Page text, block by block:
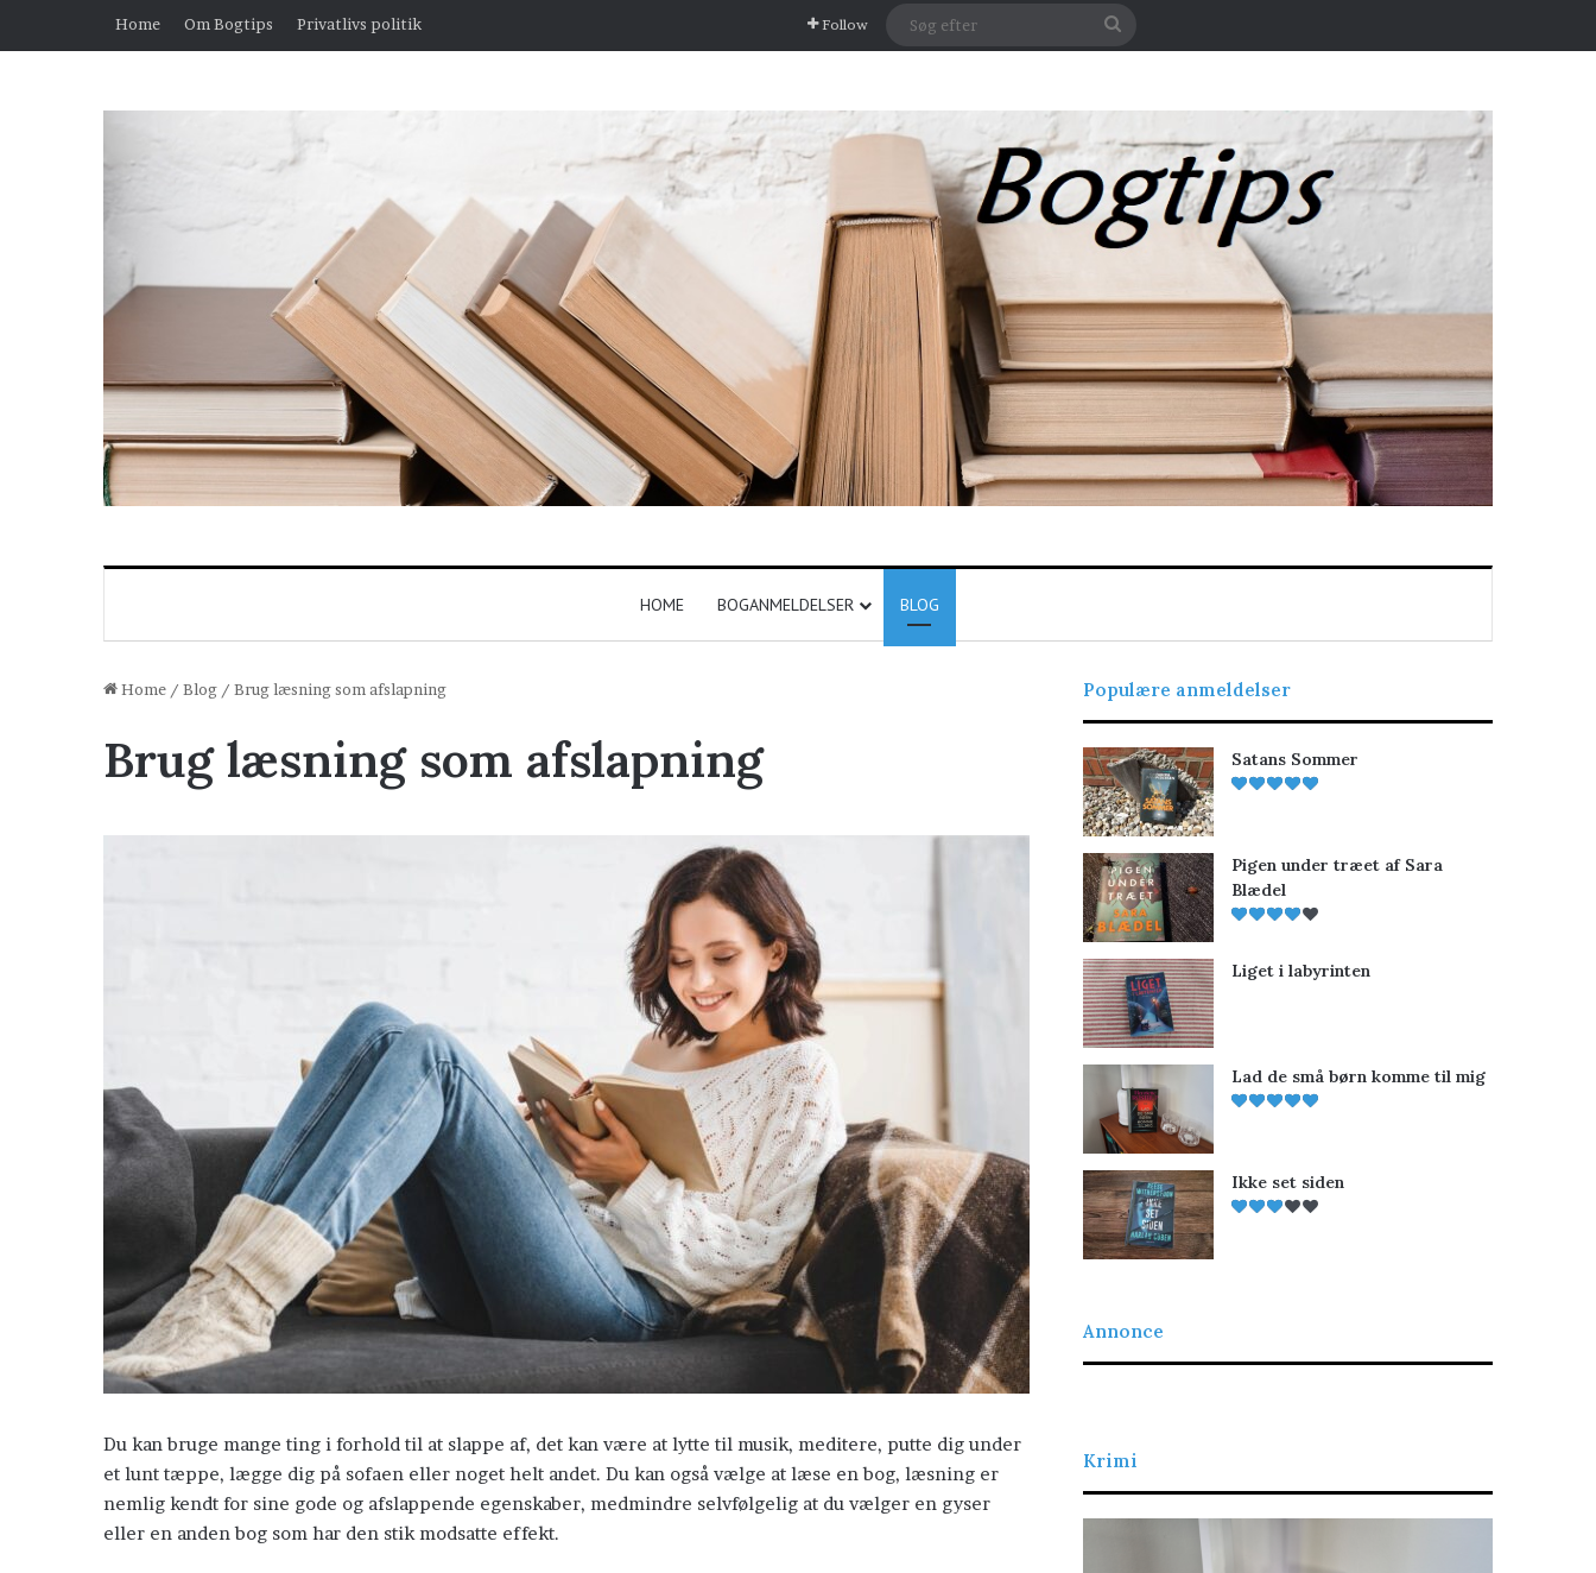
Home Om Bogtips Privatlivs politik Follow
HOME BOGANMELDELSER BLOG
Home / Blog / Brug læsning som afslapning
Brug læsning som afslapning
Du kan bruge mange ting i forhold til at slappe af, det kan være at lytte til musik, meditere, putte dig under
et lunt tæppe, lægge dig på sofaen eller noget helt andet. Du kan også vælge at læse en bog, læsning er
nemlig kendt for sine gode og afslappende egenskaber, medmindre selvfølgelig at du vælger en gyser
eller en anden bog som har den stik modsatte effekt.
Populære anmeldelser
Satans Sommer
Pigen under træet af Sara
Blædel
Liget i labyrinten
Lad de små børn komme til mig
Ikke set siden
Annonce
Krimi
Hævnen